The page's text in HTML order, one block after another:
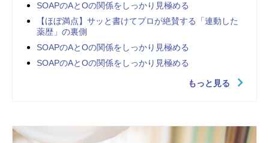
SOAPのAとOの関係をしっかり見極める
【ほぼ満点】サッと書けてプロが絶賛する「連動した
薬歴」の裏側
SOAPのAとOの関係をしっかり見極める
SOAPのAとOの関係をしっかり見極める
もっと見る